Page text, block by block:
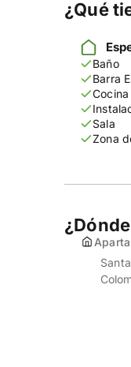
¿Qué
Baño
Barra
Sala
Zona